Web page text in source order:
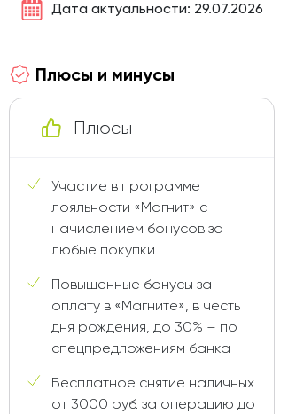
Дата актуальности: 29.07.2026
Плюсы и минусы
Плюсы
Участие в программе
лояльности «Магнит» с
начислением бонусов за
любые покупки
Повышенные бонусы за
оплату в «Магните», в честь
дня рождения, до 30% – по
спецпредложениям банка
Бесплатное снятие наличных
от 3000 руб. за операцию до